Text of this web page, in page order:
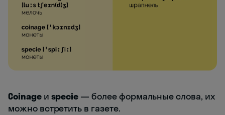
Coinageи specie — более формальные слова, их
можно встретить в газете.